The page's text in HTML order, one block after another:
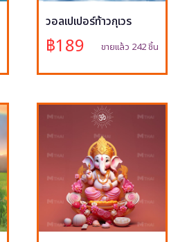
วอลเปเปอร์ท้าวกุเวร
฿189 ขายแล้ว 242 ชิ้น